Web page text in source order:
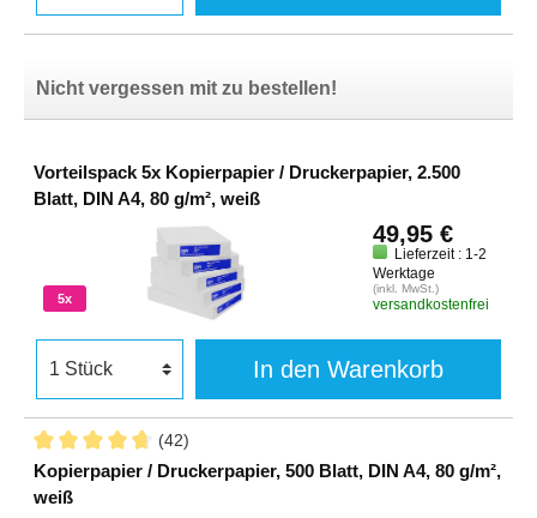
Nicht vergessen mit zu bestellen!
Vorteilspack 5x Kopierpapier / Druckerpapier, 2.500
Blatt, DIN A4, 80 g/m², weiß
5x
49,95 €
Lieferzeit : 1-2
Werktage
(inkl. MwSt.)
versandkostenfrei
In den Warenkorb
(42)
Kopierpapier / Druckerpapier, 500 Blatt, DIN A4, 80 g/m²,
weiß